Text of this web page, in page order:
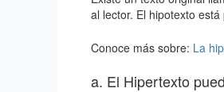
al lector. El hipotexto
Conoce más sobre: La
a. El Hipertexto